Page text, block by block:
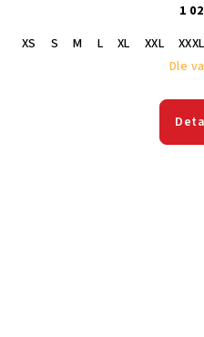
1
XS
S M L XL XXL
XXXL
Dle